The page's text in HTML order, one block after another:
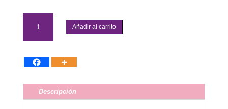
Matte
Blush
Añadir al carrito
Descripción